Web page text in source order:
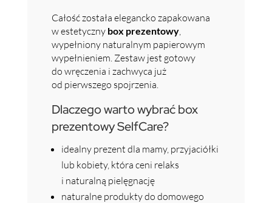
Całość została elegancko zapakowana
w estetyczny box prezentowy,
wypełniony naturalnym papierowym
wypełnieniem. Zestaw jest gotowy
do wręczenia i zachwyca już
od pierwszego spojrzenia.
Dlaczego warto wybrać box
prezentowy SelfCare?
idealny prezent dla mamy, przyjaciółki
lub kobiety, która ceni relaks
i naturalną pielęgnację
naturalne produkty do domowego